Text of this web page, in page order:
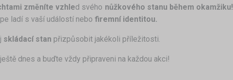
změníte vzhled svého nůžkového stanu během okamžiku!
ladí s vaší událostí nebo firemní identitou.
skládací stan přizpůsobit jakékoli příležitosti.
ještě dnes a buďte vždy připraveni na každou akci!